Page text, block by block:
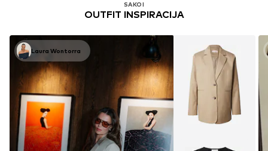
SAKOI
OUTFIT INSPIRACIJA
Laura Wontorra